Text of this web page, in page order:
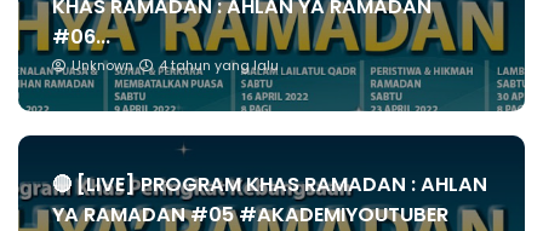
KHAS RAMADAN : AHLAN YA RAMADAN
#06...
Unknown 4 tahun yang lalu
🔴 [LIVE] PROGRAM KHAS RAMADAN : AHLAN
YA RAMADAN #05 #AKADEMIYOUTUBER